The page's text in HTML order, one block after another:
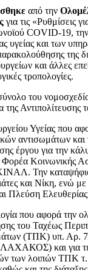
από την
για τις «Ρυθμίσεις
COVID-19,
υγείας και των
της
και άλλες
τροπολογίες.
του
Αντιπολίτευσης
Υγείας που
αντισωμάτων και
έργου για την
Κοινωνικής
Την
και Νίκη, ενώ
Πλεύση
που αφορά την
του Ταχέως
(ΤΠΚ) υπ. Αρ. 7
και για
των λοιπών ΤΠΚ